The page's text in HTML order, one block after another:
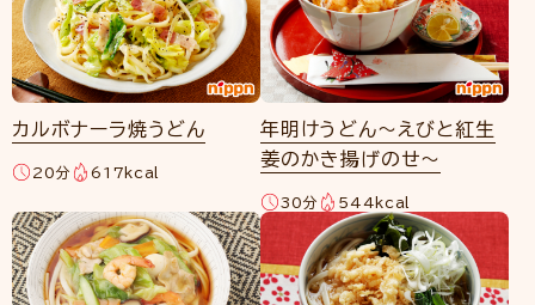
カルボナーラ焼うどん
20分 617kcal
年明けうどん～えびと紅生
姜のかき揚げのせ～
30分 544kcal